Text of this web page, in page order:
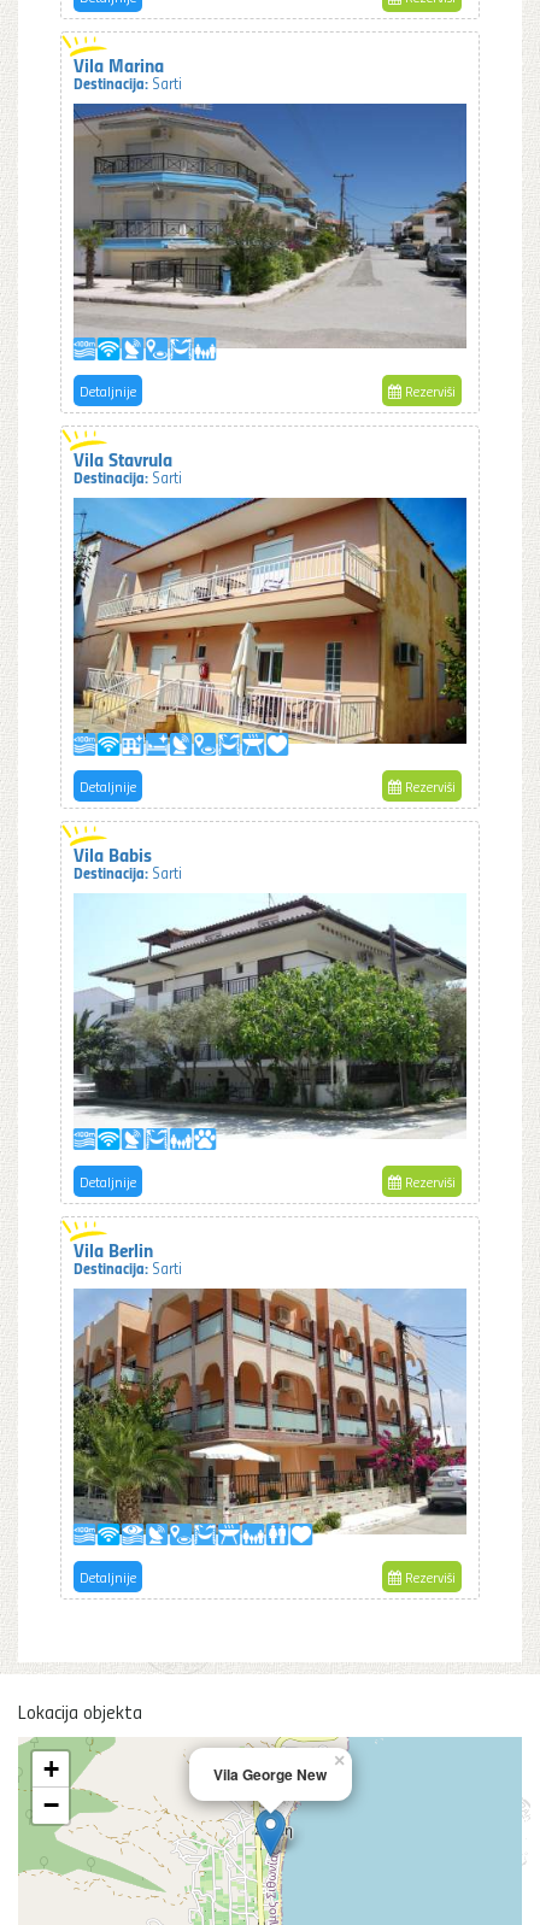
Vila Marina
Destinacija: Sarti
Detaljnije Rezerviši
Vila Stavrula
Destinacija: Sarti
Detaljnije Rezerviši
Vila Babis
Destinacija: Sarti
Detaljnije Rezerviši
Vila Berlin
Destinacija: Sarti
Detaljnije Rezerviši
Lokacija objekta
Vila George New
×
+
−